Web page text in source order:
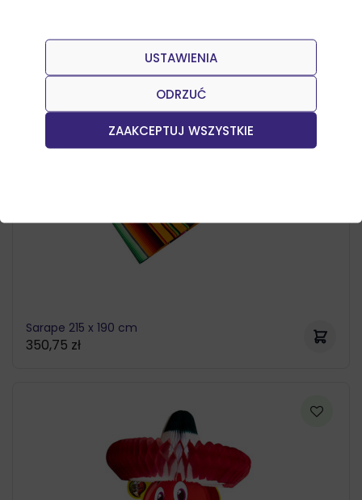
ZAAKCEPTUJ WSZYSTKIE
ODRZUĆ
USTAWIENIA
Nowości
Sarape 215 x 190 cm
350,75 zł